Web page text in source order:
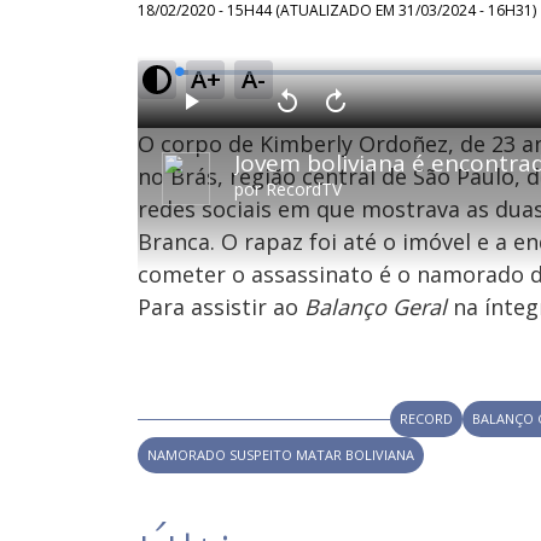
18/02/2020 - 15H44 (ATUALIZADO EM 31/03/2024 - 16H31)
A+ A-
porRecordTV
P
l
a
y
V
o
l
t
a
r
1
0
s
g
u
d
s
A
v
a
n
ç
a
r
1
0
e
g
n
o
s
d
o
L
o
a
d
e
:
.
1
%
O corpo de Kimberly Ordoñez, de 23
no Brás, região central de São Paulo,
redes sociais em que mostrava as
Branca. O rapaz foi até o imóvel e a
cometer o assassinato é o namorado
Para assistir ao Balanço Geralna
RECORD BALANÇO
NAMORADO SUSPEITO MATAR BOLIVIANA